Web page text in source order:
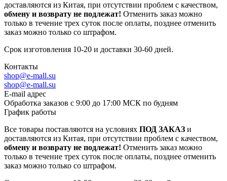
доставляются из Китая, при отсутствии проблем с качеством,
обмену и возврату не подлежат! Отменить заказ можно
только в течение трех суток после оплаты, позднее отменить
заказ можно только со штрафом.
Срок изготовления 10-20 и доставки 30-60 дней.
Контакты
shop@e-mall.su
shop@e-mall.su
E-mail адрес
Обработка заказов с 9:00 до 17:00 МСК по будням
График работы
Все товары поставляются на условиях ПОД ЗАКАЗ и
доставляются из Китая, при отсутствии проблем с качеством,
обмену и возврату не подлежат! Отменить заказ можно
только в течение трех суток после оплаты, позднее отменить
заказ можно только со штрафом.